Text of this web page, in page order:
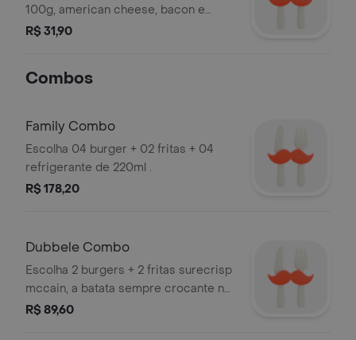
100g, american cheese, bacon e
maionese de bacon a parte.
R$ 31,90
Combos
Family Combo
Escolha 04 burger + 02 fritas + 04
refrigerante de 220ml .
R$ 178,20
Dubbele Combo
Escolha 2 burgers + 2 fritas surecrisp
mccain, a batata sempre crocante no
delivery
R$ 89,60